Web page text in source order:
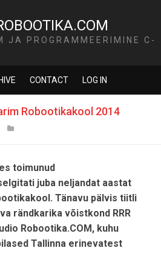
JA PROGRAMMEERIMINE C-
CONTACT LOG IN
Robootikakool 2014
toimunud
juba neljandat aastat
Tänavu pälvis tiitli
rändkarika võistkond RRR
Robootika.COM, kuhu
Tallinna erinevatest